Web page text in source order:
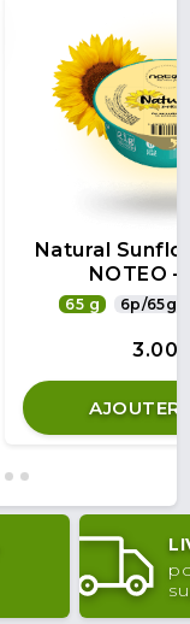
Natural
NOTEO -
65 g 6p/65g
3.00
AJOUTER